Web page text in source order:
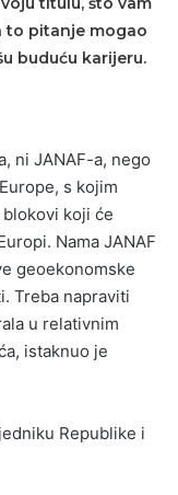
to pitanje mogao
buduću karijeru.
ni JANAF-a, nego
s kojim
koji će
Nama JANAF
geoekonomske
Treba napraviti
u relativnim
istaknuo je
Republike i